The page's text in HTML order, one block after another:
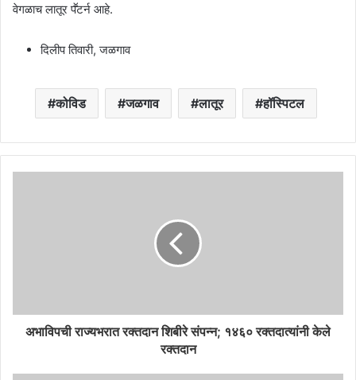
वेगळाच लातूर पॕटर्न आहे.
दिलीप तिवारी, जळगाव
कोविड जळगाव लातूर हॉस्पिटल
अभाविपची राज्यभरात रक्तदान शिबीरे संपन्न; १४६० रक्तदात्यांनी केले
रक्तदान